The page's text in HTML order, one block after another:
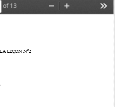
of 13
ZoomZoom
LEÇON N°2